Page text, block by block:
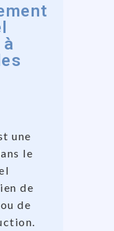
une
le
de
de